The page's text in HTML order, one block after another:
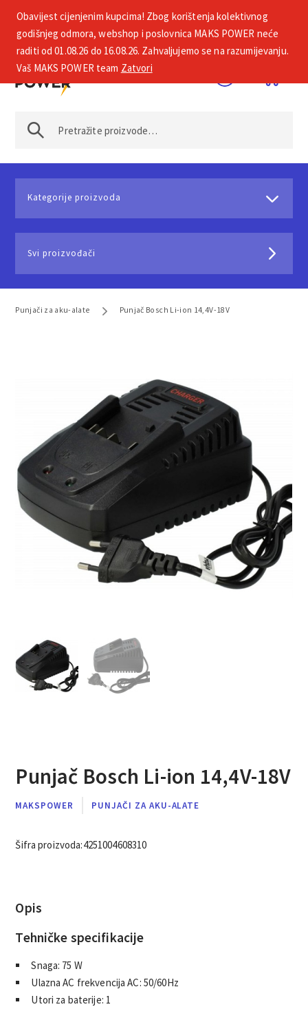
+385 1 2002 575
Kategorije proizvoda
Svi proizvođači
Punjači za aku-alate Punjač Bosch Li-ion 14,4V-18V
Punjač Bosch Li-ion 14,4V-18V
MAKSPOWER PUNJAČI ZA AKU-ALATE
Šifra proizvoda:4251004608310
Opis
Tehničke specifikacije
Snaga: 75 W
Ulazna AC frekvencija AC: 50/60Hz
Utori za baterije: 1
Obavijest cijenjenim kupcima! Zbog korištenja kolektivnog
godišnjeg odmora, webshop i poslovnica MAKS POWER neće
raditi od 01.08.26 do 16.08.26. Zahvaljujemo se na razumijevanju.
Vaš MAKS POWER team Zatvori